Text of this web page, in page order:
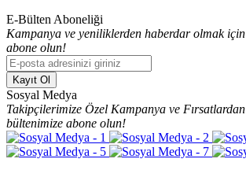
E-Bülten Aboneliği
Kampanya ve yeniliklerden haberdar olmak
abone olun!
Kayıt Ol
Sosyal Medya
Takipçilerimize Özel Kampanya ve
bültenimize abone olun!